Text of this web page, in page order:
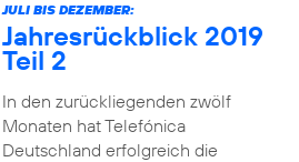
JULI BIS DEZEMBER:
Jahresrückblick 2019
Teil 2
In den zurückliegenden zwölf
Monaten hat Telefónica
Deutschland erfolgreich die